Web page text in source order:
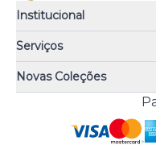
Institucional
Quem somos
Quiz de fragrâncias
Trocas e Devoluções
Troque Fácil
Perguntas Frequentes
Política de Pagamento
Política de Entrega
Serviços
Atendimento
Meus Pedidos
Trabalhe Conosco
Preferências de Cookies
Novas Coleções